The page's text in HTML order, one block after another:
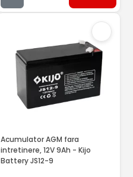
Acumulator AGM fara
intretinere, 12V 9Ah - Kijo
Battery JS12-9